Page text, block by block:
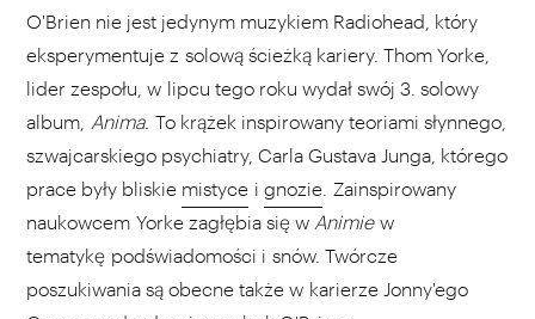
O'Brien nie jest jedynym muzykiem Radiohead, który
eksperymentuje z solową ścieżką kariery. Thom Yorke,
lider zespołu, w lipcu tego roku wydał swój 3. solowy
album, Anima. To krążek inspirowany teoriami słynnego,
szwajcarskiego psychiatry, Carla Gustava Junga, którego
prace były bliskie mistyce i gnozie . Zainspirowany
naukowcem Yorke zagłębia się w Animiew
tematykę podświadomości i snów. Twórcze
poszukiwania są obecne także w karierze Jonny'ego